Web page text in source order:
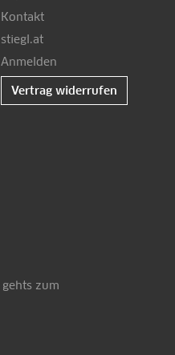
Kontakt
stiegl.at
Anmelden
Vertrag widerrufen
gehts zum